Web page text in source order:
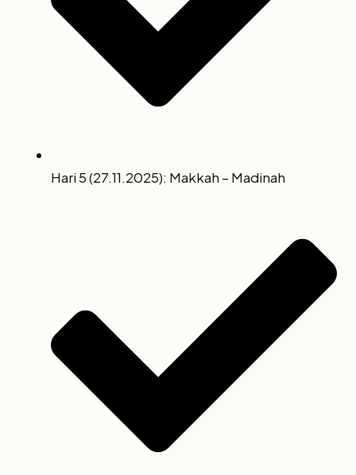
Hari 5 (27.11.2025): Makkah – Madinah